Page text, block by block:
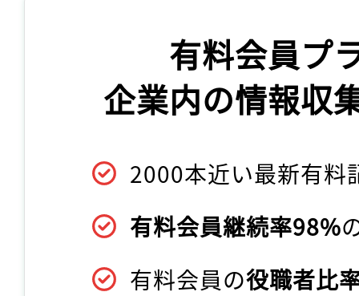
有料会員プ
企業内の情報収
2000本近い最新有料
有料会員継続率98%
有料会員の役職者比